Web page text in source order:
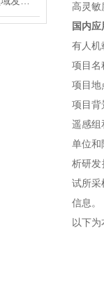
高灵敏
国内应
有人机
项目名
项目地
项目背
遥感组
单位和
析研发
试所采
信息。
以下